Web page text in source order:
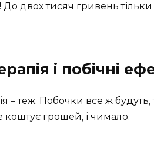
До двох тисяч гривень
і побічні
– теж. Побочки все ж
коштує грошей, і чимало.